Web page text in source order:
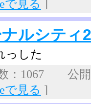
で見る ]
ルシティ
っした
：1067 公
で見る ]